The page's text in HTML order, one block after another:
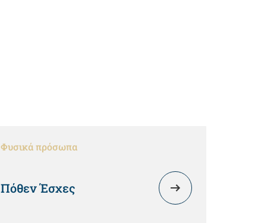
Φυσικά πρόσωπα
Πόθεν Έσχες